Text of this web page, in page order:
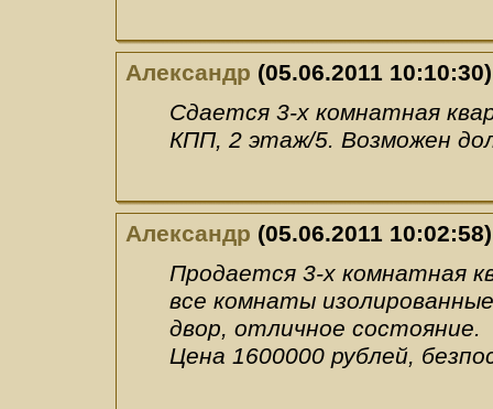
Александр (05.06.2011 10:10:30)
Сдается 3-х комнатная
КПП, 2 этаж/5. Возможен
Александр (05.06.2011 10:02:58)
Продается 3-х комнатная
все комнаты
двор, отличное состояние.
Цена 1600000 рублей,